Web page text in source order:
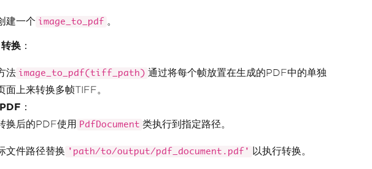
建一个 image_to_pdf 。
换 ：
法 image_to_pdf(tiff_path) 通过将每个帧放置在生成的PDF中的单独
面上来转换多帧TIFF。
：
换后的PDF使用 PdfDocument 类执行到指定路径。
文件路径替换 'path/to/output/pdf_document.pdf' 以执行转换。